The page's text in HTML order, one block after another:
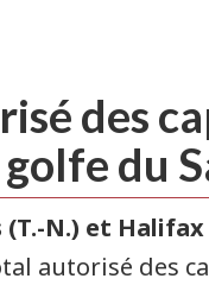
des
golfe du
(T.-N.) et Halifax
autorisé des